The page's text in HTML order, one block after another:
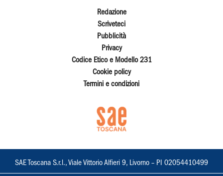
Redazione
Scriveteci
Pubblicità
Privacy
Codice Etico e Modello 231
Cookie policy
Termini e condizioni
SAE Toscana S.r.l., Viale Vittorio Alfieri 9, Livorno – PI 02054410499